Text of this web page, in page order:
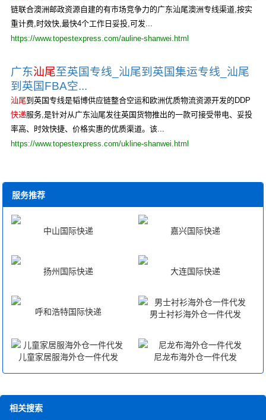
链联合澳洲邮政资源自建的有市场竞争力的广东汕尾澳洲专线渠道,按实
重计费,时效快,最快4个工作日妥投,可发...
https://www.topestexpress.com/auline-shanwei.html
广东汕尾至英国专线_汕尾到英国集运专线_汕尾
到英国FBA空...
汕尾到英国专线是韬博供应链整合空运和欧洲优质物流资源开发的DDP
快递服务,是针对从广东汕尾发往英国货物推出的一款可接受带电、妥投
率高、时效快捷、价格实惠的优质渠道。该...
https://www.topestexpress.com/ukline-shanwei.html
服务推荐
中山国际快递 嘉兴国际快递
扬州国际快递 大连国际快递
呼和浩特国际快递 男士衬衫海外仓一件代发
儿童家居服海外仓一件代发 尼龙布海外仓一件代发
相关搜索